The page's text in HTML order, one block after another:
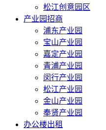
松江创意园区
产业园招商
浦东产业园
宝山产业园
嘉定产业园
青浦产业园
闵行产业园
松江产业园
金山产业园
奉贤产业园
办公楼出租